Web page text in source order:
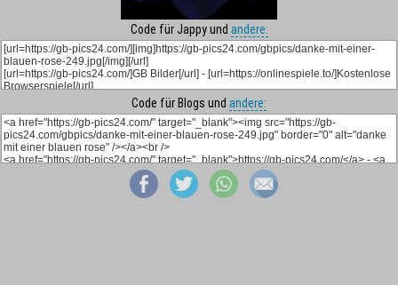
Code für Jappy und andere:
Code für Blogs und andere: